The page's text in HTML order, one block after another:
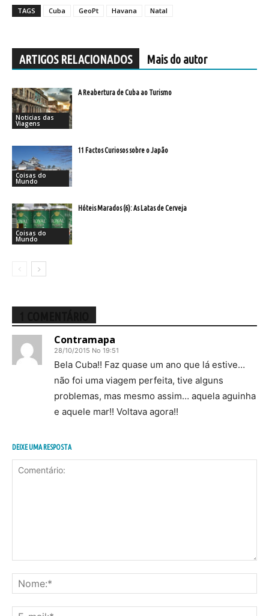
TAGS Cuba GeoPt Havana Natal
ARTIGOS RELACIONADOS Mais do autor
Noticias das
Viagens
A Reabertura de Cuba ao Turismo
Coisas do
Mundo
11 Factos Curiosos sobre o Japão
Coisas do
Mundo
Hóteis Marados (6): As Latas de Cerveja
Contramapa
28/10/2015 No 19:51
Bela Cuba!! Faz quase um ano que lá estive…
não foi uma viagem perfeita, tive alguns
problemas, mas mesmo assim… aquela aguinha
e aquele mar!! Voltava agora!!
DEIXE UMA RESPOSTA